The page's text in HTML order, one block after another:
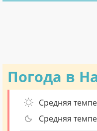
Погода в
Средняя
Средняя